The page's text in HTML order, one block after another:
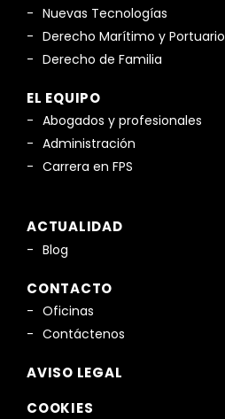
Nuevas Tecnologías
Derecho Marítimo y Portuario
Derecho de Familia
EL EQUIPO
Abogados y profesionales
Administración
Carrera en FPS
ACTUALIDAD
Blog
CONTACTO
Oficinas
Contáctenos
AVISO LEGAL
COOKIES